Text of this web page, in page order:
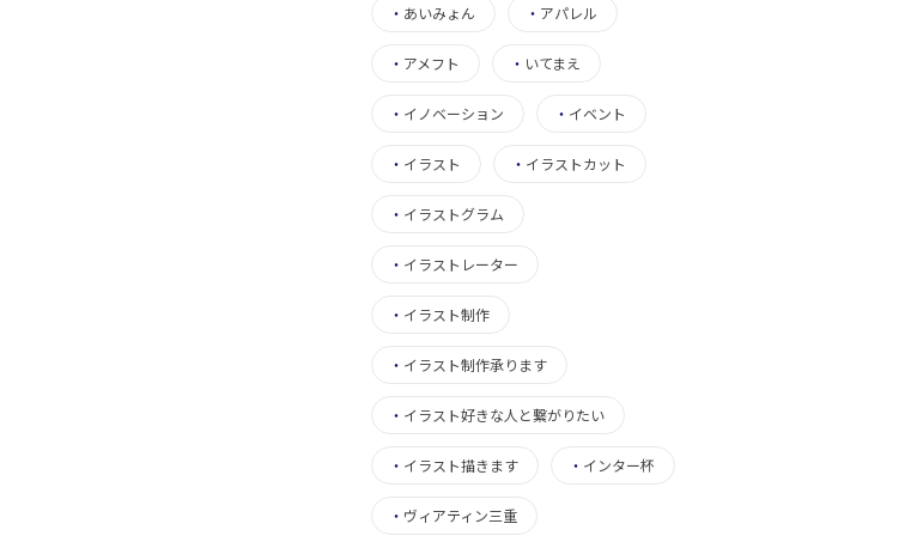
・ あいみょん ・ アパレル
・ アメフト ・ いてまえ
・ イノベーション ・ イベント
・ イラスト ・ イラストカット
・ イラストグラム
・ イラストレーター
・ イラスト制作
・ イラスト制作承ります
・ イラスト好きな人と繋がりたい
・ イラスト描きます ・ インター杯
・ ヴィアティン三重